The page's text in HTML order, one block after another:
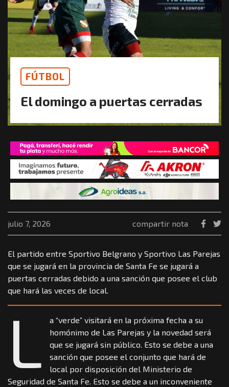
FÚTBOL
El domingo a puertas cerradas
julio 7, 2026 compartir nota
El partido entre Sportivo Belgrano y Sportivo Las Parejas
que se jugará en la provincia de Santa Fe se jugará a
puertas cerradas debido a una sanción que posee el club
que hará las veces de local.
L
a “verde” visitará en la próxima fecha a su
homónimo de Las Parejas y la novedad será
que se jugará sin público. Esto se debe a una
sanción que posee el conjunto que hará de
local por disposición del Ministerio de
Seguridad de Santa Fe. Esto se debe a un inconveniente